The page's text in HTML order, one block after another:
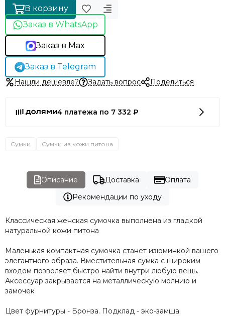
В корзину
Заказ в WhatsApp
Заказ в Max
Заказ в Telegram
Нашли дешевле? Задать вопрос Поделиться
4 платежа по 7 332 ₽
Сумки Сумки из кожи питона
Описание Доставка
Оплата
Рекомендации по уходу
Классическая женская сумочка выполнена из гладкой
натуральной кожи питона
Маленькая компактная сумочка станет изюминкой вашего
элегантного образа. Вместительная сумка с широким
входом позволяет быстро найти внутри любую вещь.
Аксессуар закрывается на металлическую молнию и
замочек
Цвет фурнитуры - Бронза. Подклад - эко-замша.